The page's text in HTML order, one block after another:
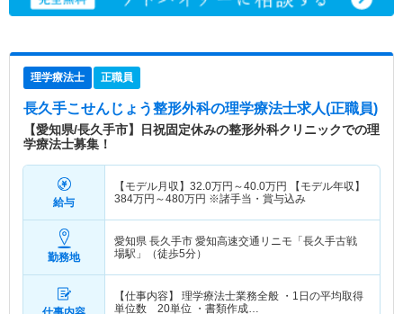
理学療法士 正職員
長久手こせんじょう整形外科の理学療法士求人(正職員)
【愛知県/長久手市】日祝固定休みの整形外科クリニックでの理
学療法士募集！
給与
【モデル月収】 32.0万円～40.0万円
【モデル年収】
384万円～480万円 ※諸手当・賞与込み
勤務地
愛知県 長久手市 愛知高速交通リニモ「長久手古戦
場駅」（徒歩5分）
【仕事内容】 理学療法士業務全般 ・1日の平均取得
単位数 20単位 ・書類作成…